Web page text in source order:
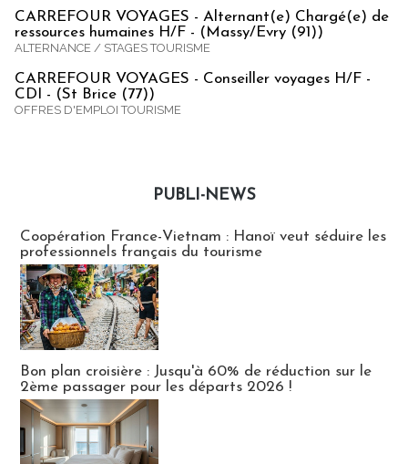
CARREFOUR VOYAGES - Alternant(e) Chargé(e) de
ressources humaines H/F - (Massy/Evry (91))
ALTERNANCE / STAGES TOURISME
CARREFOUR VOYAGES - Conseiller voyages H/F -
CDI - (St Brice (77))
OFFRES D'EMPLOI TOURISME
PUBLI-NEWS
Coopération France-Vietnam : Hanoï veut séduire les
professionnels français du tourisme
Bon plan croisière : Jusqu'à 60% de réduction sur le
2ème passager pour les départs 2026 !